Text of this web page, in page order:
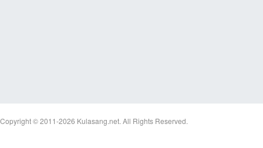
Copyright © 2011-2026 Kulasang.net. All Rights Reserved.